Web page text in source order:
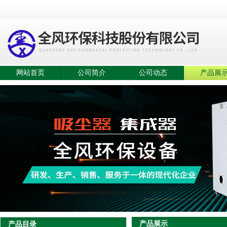
网站首页 公司简介 公司动态 产品展
产品目录 产品展示